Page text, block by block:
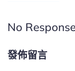
No
發佈留言